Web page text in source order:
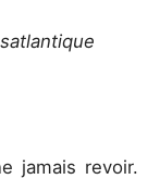
jamais revoir.